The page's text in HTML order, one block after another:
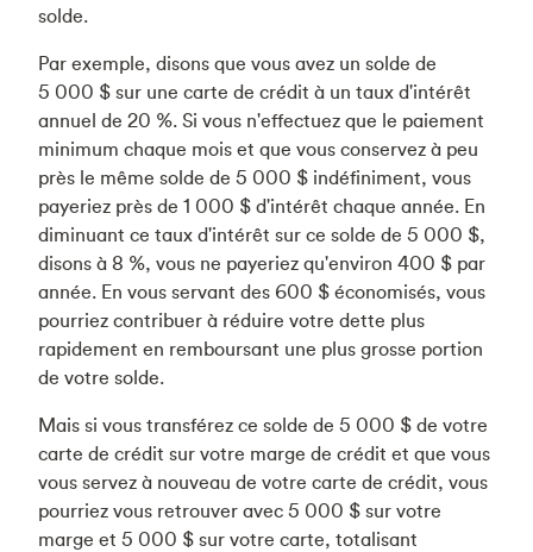
solde.
Par exemple, disons que vous avez un solde de
5 000 $ sur une carte de crédit à un taux d'intérêt
annuel de 20 %. Si vous n'effectuez que le paiement
minimum chaque mois et que vous conservez à peu
près le même solde de 5 000 $ indéfiniment, vous
payeriez près de 1 000 $ d'intérêt chaque année. En
diminuant ce taux d'intérêt sur ce solde de 5 000 $,
disons à 8 %, vous ne payeriez qu'environ 400 $ par
année. En vous servant des 600 $ économisés, vous
pourriez contribuer à réduire votre dette plus
rapidement en remboursant une plus grosse portion
de votre solde.
Mais si vous transférez ce solde de 5 000 $ de votre
carte de crédit sur votre marge de crédit et que vous
vous servez à nouveau de votre carte de crédit, vous
pourriez vous retrouver avec 5 000 $ sur votre
marge et 5 000 $ sur votre carte, totalisant